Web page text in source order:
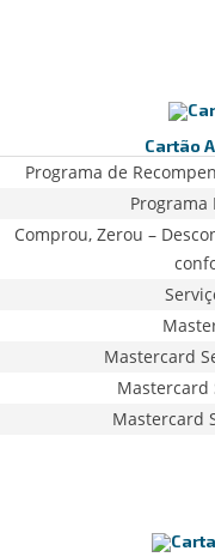
Cartão
Programa de
Comprou, Zerou –
Mastercard
Mastercard
Mastercard